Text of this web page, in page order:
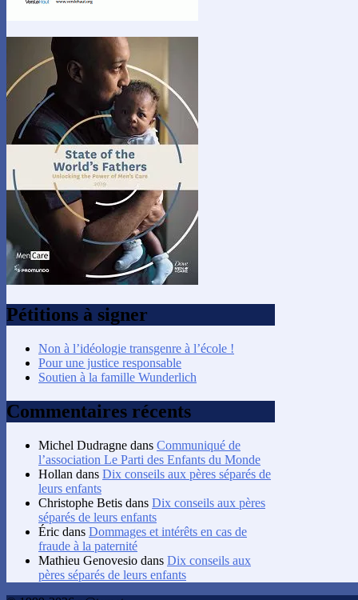
Pétitions à signer
Non à l’idéologie transgenre à l’école !
Pour une justice responsable
Soutien à la famille Wunderlich
Commentaires récents
Michel Dudragne dans Communiqué de
l’association Le Parti des Enfants du Monde
Hollan dans Dix conseils aux pères séparés de
leurs enfants
Christophe Betis dans Dix conseils aux pères
séparés de leurs enfants
Éric dans Dommages et intérêts en cas de
fraude à la paternité
Mathieu Genovesio dans Dix conseils aux
pères séparés de leurs enfants